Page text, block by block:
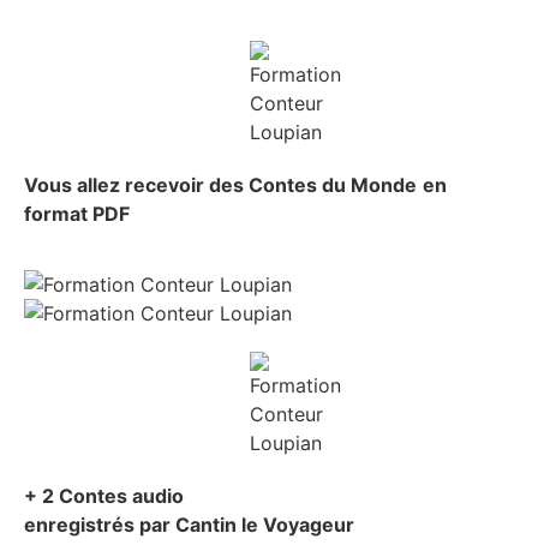
Vous allez recevoir des Contes du Monde en
format PDF
+ 2 Contes audio
enregistrés par Cantin le Voyageur